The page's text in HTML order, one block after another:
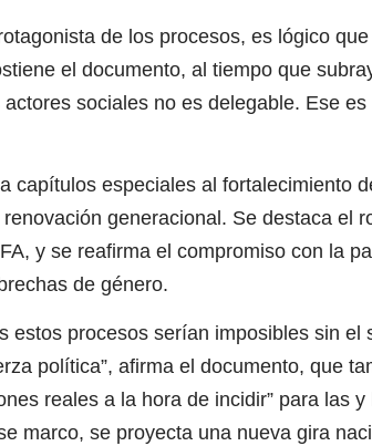
de los procesos, es lógico
el documento, al tiempo que
sociales no es delegable. Ese
capítulos especiales al fortalecimiento
generacional. Se destaca el
y se reafirma el compromiso con la
de género.
estos procesos serían imposibles sin el
política”, afirma el documento, que
reales a la hora de incidir” para las
marco, se proyecta una nueva gira